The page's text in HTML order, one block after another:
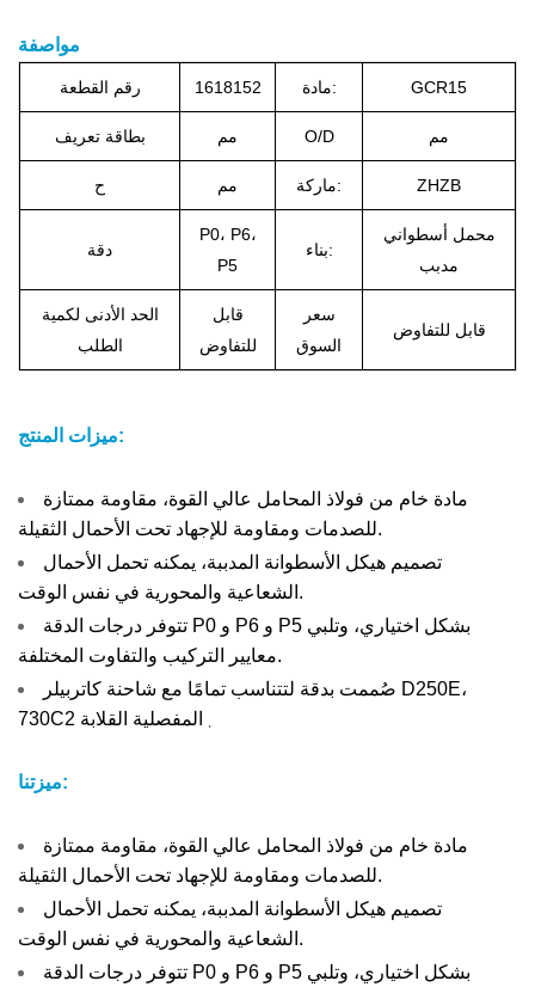
مواصفة
رقم القطعة 1618152 مادة: GCR15
بطاقة تعريف مم O/D مم
ح مم ماركة: ZHZB
دقة
P0، P6،
P5
بناء:
محمل أسطواني
مدبب
الحد الأدنى لكمية
الطلب
قابل
للتفاوض
سعر
السوق
قابل للتفاوض
ميزات المنتج:
مادة خام من فولاذ المحامل عالي القوة، مقاومة ممتازة
للصدمات ومقاومة للإجهاد تحت الأحمال الثقيلة.
تصميم هيكل الأسطوانة المدببة، يمكنه تحمل الأحمال
الشعاعية والمحورية في نفس الوقت.
تتوفر درجات الدقة P0 و P6 و P5 بشكل اختياري، وتلبي
معايير التركيب والتفاوت المختلفة.
صُممت بدقة لتتناسب تمامًا مع شاحنة كاتربيلر D250E،
.
ميزتنا:
مادة خام من فولاذ المحامل عالي القوة، مقاومة ممتازة
للصدمات ومقاومة للإجهاد تحت الأحمال الثقيلة.
تصميم هيكل الأسطوانة المدببة، يمكنه تحمل الأحمال
الشعاعية والمحورية في نفس الوقت.
تتوفر درجات الدقة P0 و P6 و P5 بشكل اختياري، وتلبي